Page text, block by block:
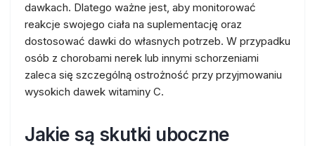
dawkach. Dlatego ważne jest, aby monitorować
reakcje swojego ciała na suplementację oraz
dostosować dawki do własnych potrzeb. W przypadku
osób z chorobami nerek lub innymi schorzeniami
zaleca się szczególną ostrożność przy przyjmowaniu
wysokich dawek witaminy C.
Jakie są skutki uboczne